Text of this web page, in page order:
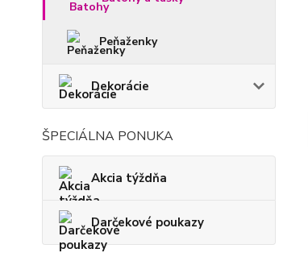
Peňaženky
Dekorácie
ŠPECIÁLNA PONUKA
Akcia týždňa
Darčekové poukazy